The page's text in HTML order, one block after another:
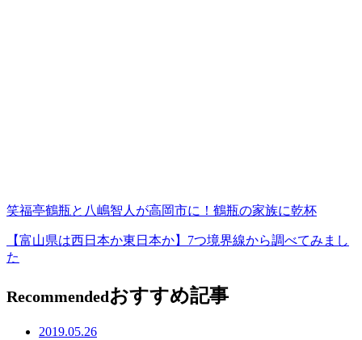
笑福亭鶴瓶と八嶋智人が高岡市に！鶴瓶の家族に乾杯
【富山県は西日本か東日本か】7つ境界線から調べてみまし
た
Recommendedおすすめ記事
2019.05.26